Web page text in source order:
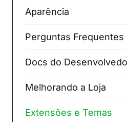
Aparência
Perguntas Frequentes
Docs do
Melhorando a Loja
Extensões e Temas